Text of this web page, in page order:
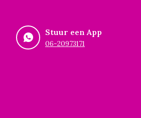
Stuur een App
06-20973171